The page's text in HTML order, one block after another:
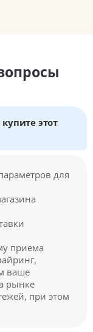
этот
для
приема
ваше
рынке
при этом